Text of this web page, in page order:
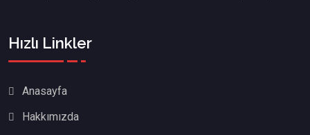
Hızlı Linkler
Anasayfa
Hakkımızda